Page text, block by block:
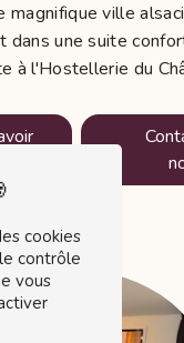
magnifique ville
dans une suite
à l'Hostellerie du
cookies
contrôle
vous